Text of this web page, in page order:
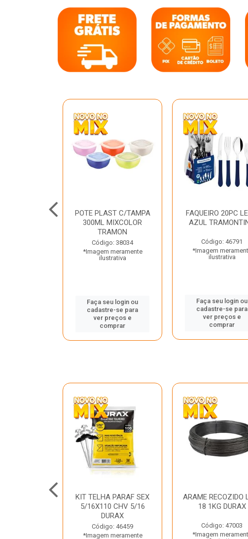
POTE PLAST C/TAMPA
300ML MIXCOLOR
TRAMON
Código: 38034
*Imagem meramente
ilustrativa
Faça seu login ou
cadastre-se para
ver preços e
comprar
FAQUEIRO 20PC
AZUL
Código: 46791
*Imagem
ilustrativa
Faça seu login ou
cadastre-se para
ver preços e
comprar
KIT TELHA PARAF SEX
5/16X110 CHV 5/16
DURAX
Código: 46459
*Imagem meramente
ARAME RECOZIDO
18 1KG DURAX
Código: 47003
*Imagem